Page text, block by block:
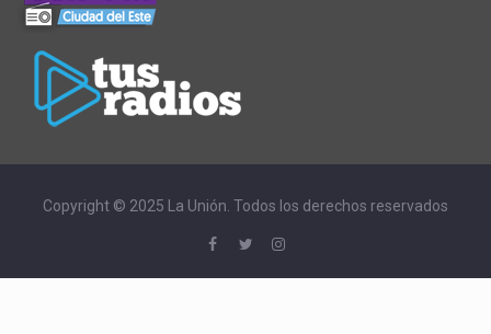
Copyright © 2025 La Unión. Todos los derechos reservados